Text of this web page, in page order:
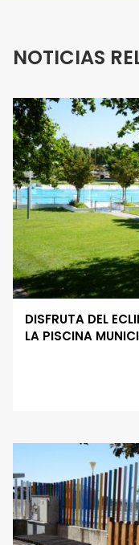
NOTICIAS
DISFRUTA DEL
LA PISCINA